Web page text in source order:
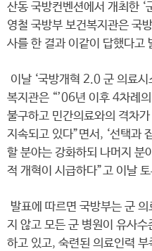
산동 국방컨벤션에서 개최한 ‘
영철 국방부 보건복지관은 국
사를 한 결과 이같이 답했다고
이날 ‘국방개혁 2.0 군 의료
복지관은 “’06년 이후 4차례
불구하고 민간의료와의 격차
지속되고 있다”면서, ‘선택과
할 분야는 강화하되 나머지 분
적 개혁이 시급하다”고 이날
발표에 따르면 국방부는 군
지 않고 모든 군 병원이 유사
하고 있고, 숙련된 의료인력